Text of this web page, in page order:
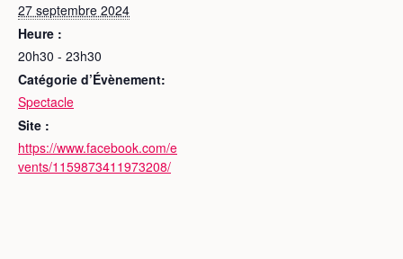
27 septembre 2024
Heure :
20h30 - 23h30
Catégorie d’Évènement:
Spectacle
Site :
https://www.facebook.com/e
vents/1159873411973208/